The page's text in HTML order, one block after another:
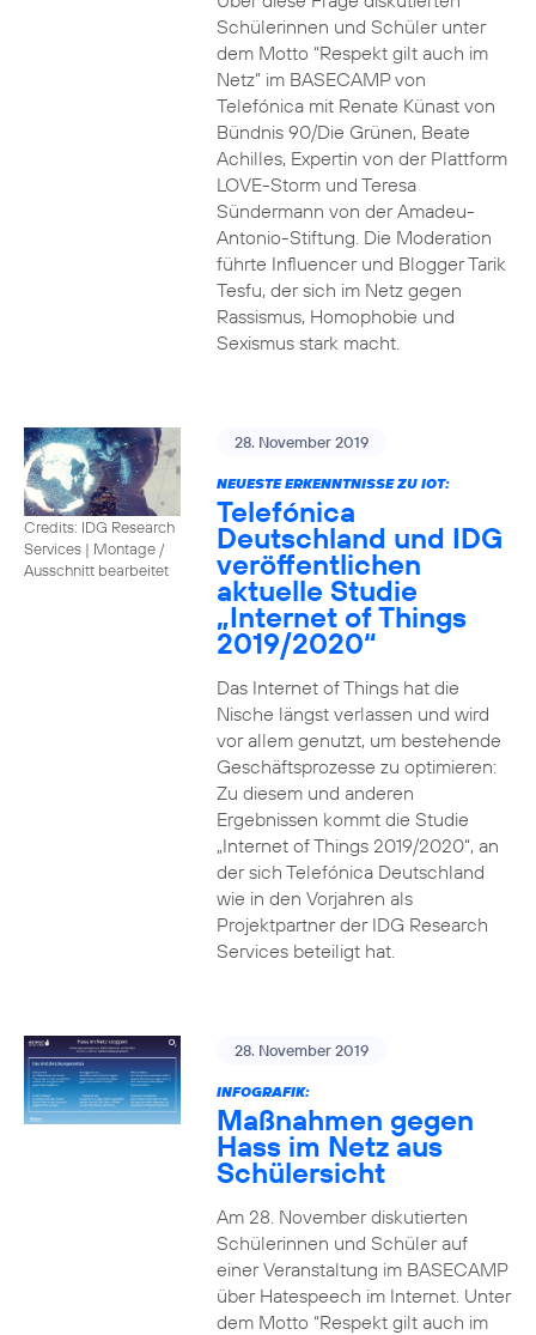
Schülerinnen und Schüler unter
dem Motto “Respekt gilt auch im
Netz” im BASECAMP von
Telefónica mit Renate Künast von
Bündnis 90/Die Grünen, Beate
Achilles, Expertin von der Plattform
LOVE-Storm und Teresa
Sündermann von der Amadeu-
Antonio-Stiftung. Die Moderation
führte Influencer und Blogger Tarik
Tesfu, der sich im Netz gegen
Rassismus, Homophobie und
Sexismus stark macht.
Credits: IDG Research
Services | Montage /
Ausschnitt bearbeitet
28. November 2019
NEUESTE ERKENNTNISSE ZU IOT:
Telefónica
Deutschland und IDG
veröffentlichen
aktuelle Studie
„Internet of Things
2019/2020“
Das Internet of Things hat die
Nische längst verlassen und wird
vor allem genutzt, um bestehende
Geschäftsprozesse zu optimieren:
Zu diesem und anderen
Ergebnissen kommt die Studie
„Internet of Things 2019/2020“, an
der sich Telefónica Deutschland
wie in den Vorjahren als
Projektpartner der IDG Research
Services beteiligt hat.
28. November 2019
INFOGRAFIK:
Maßnahmen gegen
Hass im Netz aus
Schülersicht
Am 28. November diskutierten
Schülerinnen und Schüler auf
einer Veranstaltung im BASECAMP
über Hatespeech im Internet. Unter
dem Motto “Respekt gilt auch im